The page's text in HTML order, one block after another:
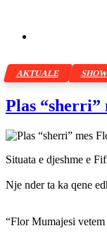
AKTUALE
Plas
Situata e djeshme e
Nje nder ta ka qene
“Flor Mumajesi